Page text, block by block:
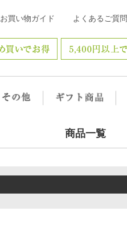
お買い物ガイド よくあるご質問
商品一覧